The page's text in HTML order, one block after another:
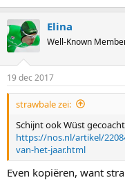
Elina
Well-Known
19 dec 2017
strawbale zei:
Schijnt ook Wüst
https://nos.nl/artikel/
van-het-jaar.html
Even kopiëren, want